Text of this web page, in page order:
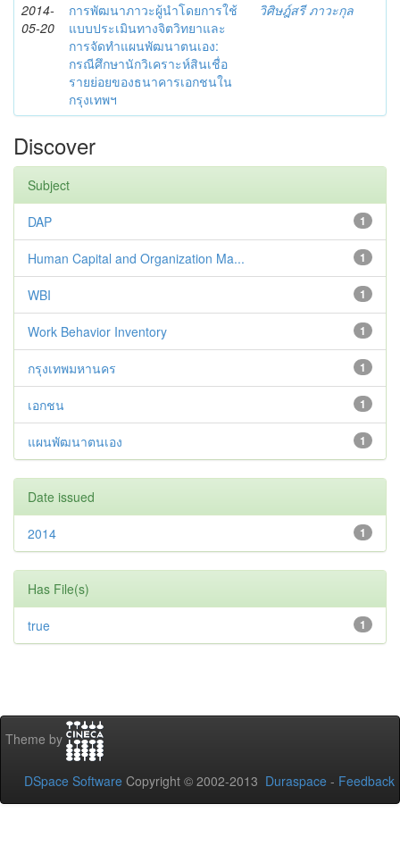
2014-
05-20
การพัฒนาภาวะผู้นำโดยการใช้
แบบประเมินทางจิตวิทยาและ
การจัดทำแผนพัฒนาตนเอง:
กรณีศึกษานักวิเคราะห์สินเชื่อ
รายย่อยของธนาคารเอกชนใน
กรุงเทพฯ
วิศิษฎ์สรี ภาวะกุล
Discover
Subject
1
DAP
1
Human Capital and Organization Ma...
1
WBI
1
Work Behavior Inventory
1
กรุงเทพมหานคร
1
เอกชน
1
แผนพัฒนาตนเอง
Date issued
1
2014
Has File(s)
1
true
Theme by
DSpace Software Copyright © 2002-2013 Duraspace - Feedback